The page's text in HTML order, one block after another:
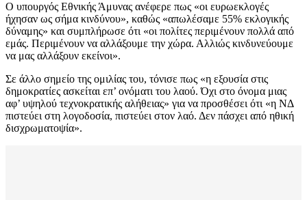
Ο υπουργός Εθνικής Άμυνας ανέφερε πως «οι ευρωεκλογές
ήχησαν ως σήμα κινδύνου», καθώς «απωλέσαμε 55% εκλογικής
δύναμης» και συμπλήρωσε ότι «οι πολίτες περιμένουν πολλά από
εμάς. Περιμένουν να αλλάξουμε την χώρα. Αλλιώς κινδυνεύουμε
να μας αλλάξουν εκείνοι».
Σε άλλο σημείο της ομιλίας του, τόνισε πως «η εξουσία στις
δημοκρατίες ασκείται επ’ ονόματι του λαού. Όχι στο όνομα μιας
αφ’ υψηλού τεχνοκρατικής αλήθειας» για να προσθέσει ότι «η ΝΔ
πιστεύει στη λογοδοσία, πιστεύει στον λαό. Δεν πάσχει από ηθική
δισχρωματοψία».